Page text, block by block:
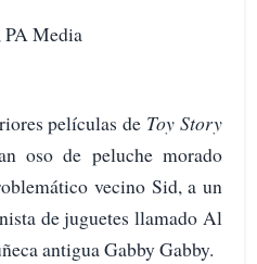
PA Media
películas de Toy Story
oso de peluche morado
vecino Sid, a un
de juguetes llamado Al
antigua Gabby Gabby.